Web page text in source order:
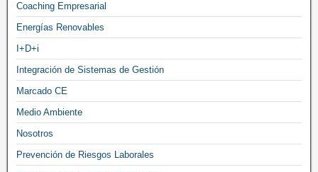
Coaching Empresarial
Energías Renovables
I+D+i
Integración de Sistemas de Gestión
Marcado CE
Medio Ambiente
Nosotros
Prevención de Riesgos Laborales